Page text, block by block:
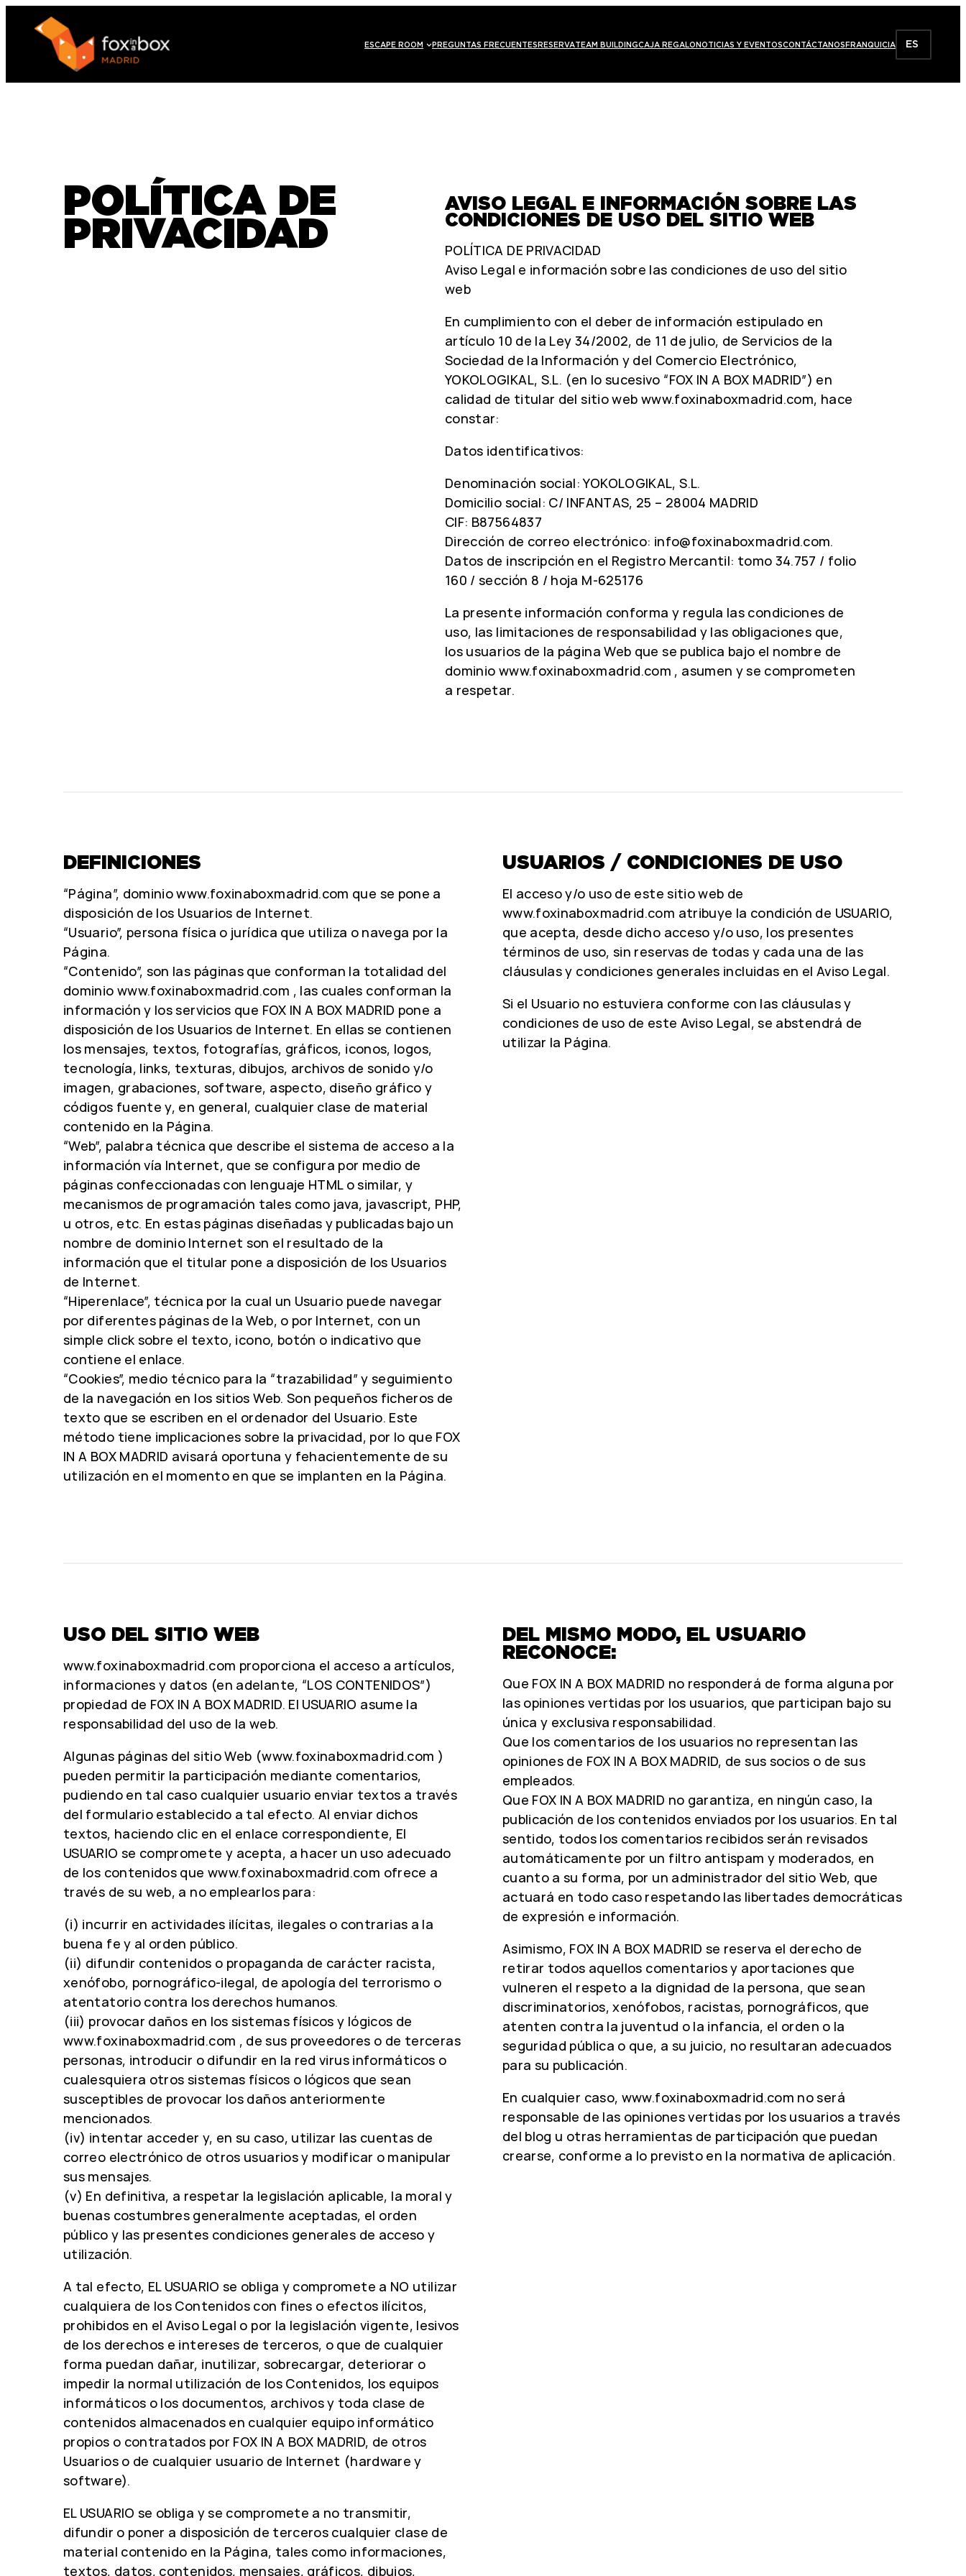
ESCAPE ROOM PREGUNTAS FRECUENTES RESERVATEAM BUILDINGCAJA REGALO NOTICIAS Y EVENTOSCONTÁCTANOS FRANQUICIA ES
POLÍTICA DE
PRIVACIDAD
AVISO LEGAL E INFORMACIÓN SOBRE LAS
CONDICIONES DE USO DEL SITIO WEB
POLÍTICA DE PRIVACIDAD
Aviso Legal e información sobre las condiciones de uso del sitio
web
En cumplimiento con el deber de información estipulado en
artículo 10 de la Ley 34/2002, de 11 de julio, de Servicios de la
Sociedad de la Información y del Comercio Electrónico,
YOKOLOGIKAL, S.L. (en lo sucesivo “FOX IN A BOX MADRID”) en
calidad de titular del sitio web www.foxinaboxmadrid.com, hace
constar:
Datos identificativos:
Denominación social: YOKOLOGIKAL, S.L.
Domicilio social: C/ INFANTAS, 25 – 28004 MADRID
CIF: B87564837
Dirección de correo electrónico: info@foxinaboxmadrid.com.
Datos de inscripción en el Registro Mercantil: tomo 34.757 / folio
160 / sección 8 / hoja M-625176
La presente información conforma y regula las condiciones de
uso, las limitaciones de responsabilidad y las obligaciones que,
los usuarios de la página Web que se publica bajo el nombre de
dominio www.foxinaboxmadrid.com , asumen y se comprometen
a respetar.
DEFINICIONES
“Página”, dominio www.foxinaboxmadrid.com que se pone a
disposición de los Usuarios de Internet.
“Usuario”, persona física o jurídica que utiliza o navega por la
Página.
“Contenido”, son las páginas que conforman la totalidad del
dominio www.foxinaboxmadrid.com , las cuales conforman la
información y los servicios que FOX IN A BOX MADRID pone a
disposición de los Usuarios de Internet. En ellas se contienen
los mensajes, textos, fotografías, gráficos, iconos, logos,
tecnología, links, texturas, dibujos, archivos de sonido y/o
imagen, grabaciones, software, aspecto, diseño gráfico y
códigos fuente y, en general, cualquier clase de material
contenido en la Página.
“Web”, palabra técnica que describe el sistema de acceso a la
información vía Internet, que se configura por medio de
páginas confeccionadas con lenguaje HTML o similar, y
mecanismos de programación tales como java, javascript, PHP,
u otros, etc. En estas páginas diseñadas y publicadas bajo un
nombre de dominio Internet son el resultado de la
información que el titular pone a disposición de los Usuarios
de Internet.
“Hiperenlace”, técnica por la cual un Usuario puede navegar
por diferentes páginas de la Web, o por Internet, con un
simple click sobre el texto, icono, botón o indicativo que
contiene el enlace.
“Cookies”, medio técnico para la “trazabilidad” y seguimiento
de la navegación en los sitios Web. Son pequeños ficheros de
texto que se escriben en el ordenador del Usuario. Este
método tiene implicaciones sobre la privacidad, por lo que FOX
IN A BOX MADRID avisará oportuna y fehacientemente de su
utilización en el momento en que se implanten en la Página.
USUARIOS / CONDICIONES DE USO
El acceso y/o uso de este sitio web de
www.foxinaboxmadrid.com atribuye la condición de USUARIO,
que acepta, desde dicho acceso y/o uso, los presentes
términos de uso, sin reservas de todas y cada una de las
cláusulas y condiciones generales incluidas en el Aviso Legal.
Si el Usuario no estuviera conforme con las cláusulas y
condiciones de uso de este Aviso Legal, se abstendrá de
utilizar la Página.
USO DEL SITIO WEB
www.foxinaboxmadrid.com proporciona el acceso a artículos,
informaciones y datos (en adelante, “LOS CONTENIDOS”)
propiedad de FOX IN A BOX MADRID. El USUARIO asume la
responsabilidad del uso de la web.
Algunas páginas del sitio Web (www.foxinaboxmadrid.com )
pueden permitir la participación mediante comentarios,
pudiendo en tal caso cualquier usuario enviar textos a través
del formulario establecido a tal efecto. Al enviar dichos
textos, haciendo clic en el enlace correspondiente, El
USUARIO se compromete y acepta, a hacer un uso adecuado
de los contenidos que www.foxinaboxmadrid.com ofrece a
través de su web, a no emplearlos para:
(i) incurrir en actividades ilícitas, ilegales o contrarias a la
buena fe y al orden público.
(ii) difundir contenidos o propaganda de carácter racista,
xenófobo, pornográfico-ilegal, de apología del terrorismo o
atentatorio contra los derechos humanos.
(iii) provocar daños en los sistemas físicos y lógicos de
www.foxinaboxmadrid.com , de sus proveedores o de terceras
personas, introducir o difundir en la red virus informáticos o
cualesquiera otros sistemas físicos o lógicos que sean
susceptibles de provocar los daños anteriormente
mencionados.
(iv) intentar acceder y, en su caso, utilizar las cuentas de
correo electrónico de otros usuarios y modificar o manipular
sus mensajes.
(v) En definitiva, a respetar la legislación aplicable, la moral y
buenas costumbres generalmente aceptadas, el orden
público y las presentes condiciones generales de acceso y
utilización.
A tal efecto, EL USUARIO se obliga y compromete a NO utilizar
cualquiera de los Contenidos con fines o efectos ilícitos,
prohibidos en el Aviso Legal o por la legislación vigente, lesivos
de los derechos e intereses de terceros, o que de cualquier
forma puedan dañar, inutilizar, sobrecargar, deteriorar o
impedir la normal utilización de los Contenidos, los equipos
informáticos o los documentos, archivos y toda clase de
contenidos almacenados en cualquier equipo informático
propios o contratados por FOX IN A BOX MADRID, de otros
Usuarios o de cualquier usuario de Internet (hardware y
software).
EL USUARIO se obliga y se compromete a no transmitir,
difundir o poner a disposición de terceros cualquier clase de
material contenido en la Página, tales como informaciones,
textos, datos, contenidos, mensajes, gráficos, dibujos,
DEL MISMO MODO, EL USUARIO
RECONOCE:
Que FOX IN A BOX MADRID no responderá de forma alguna por
las opiniones vertidas por los usuarios, que participan bajo su
única y exclusiva responsabilidad.
Que los comentarios de los usuarios no representan las
opiniones de FOX IN A BOX MADRID, de sus socios o de sus
empleados.
Que FOX IN A BOX MADRID no garantiza, en ningún caso, la
publicación de los contenidos enviados por los usuarios. En tal
sentido, todos los comentarios recibidos serán revisados
automáticamente por un filtro antispam y moderados, en
cuanto a su forma, por un administrador del sitio Web, que
actuará en todo caso respetando las libertades democráticas
de expresión e información.
Asimismo, FOX IN A BOX MADRID se reserva el derecho de
retirar todos aquellos comentarios y aportaciones que
vulneren el respeto a la dignidad de la persona, que sean
discriminatorios, xenófobos, racistas, pornográficos, que
atenten contra la juventud o la infancia, el orden o la
seguridad pública o que, a su juicio, no resultaran adecuados
para su publicación.
En cualquier caso, www.foxinaboxmadrid.com no será
responsable de las opiniones vertidas por los usuarios a través
del blog u otras herramientas de participación que puedan
crearse, conforme a lo previsto en la normativa de aplicación.